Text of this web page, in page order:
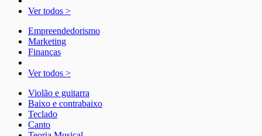
Ver todos >
Empreendedorismo
Marketing
Finanças
Ver todos >
Violão e guitarra
Baixo e contrabaixo
Teclado
Canto